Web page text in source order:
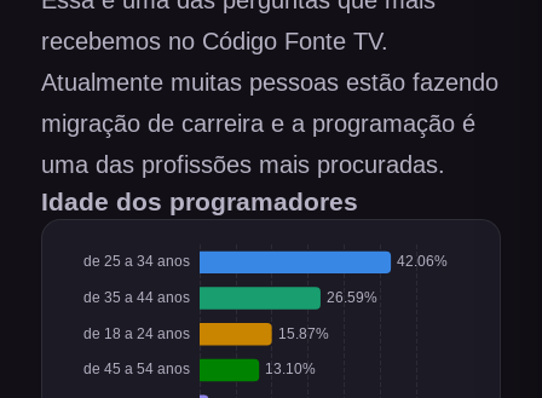
recebemos no Código Fonte TV.
Atualmente muitas pessoas estão fazendo
migração de carreira e a programação é
uma das profissões mais procuradas.
Idade dos programadores